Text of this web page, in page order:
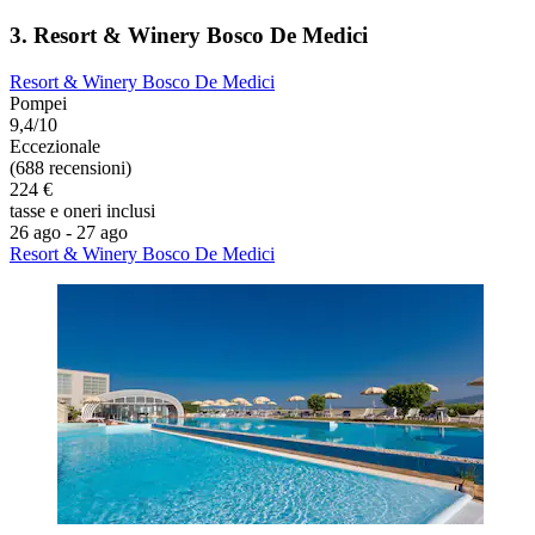
3. Resort & Winery Bosco De Medici
Resort & Winery Bosco De Medici
Pompei
9,4/10
Eccezionale
(688 recensioni)
224 €
tasse e oneri inclusi
26 ago - 27 ago
Resort & Winery Bosco De Medici